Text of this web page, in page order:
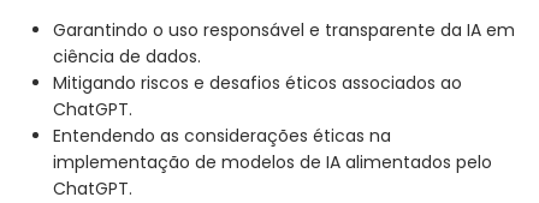
Garantindo o uso responsável e transparente da IA em
ciência de dados.
Mitigando riscos e desafios éticos associados ao
ChatGPT.
Entendendo as considerações éticas na
implementação de modelos de IA alimentados pelo
ChatGPT.